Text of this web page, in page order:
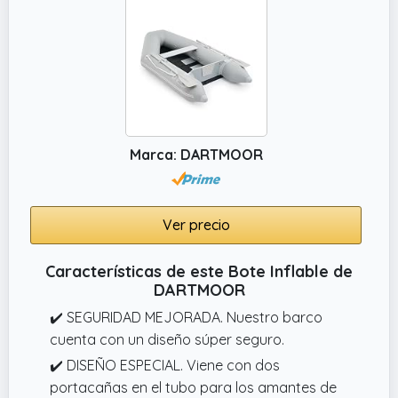
Marca: DARTMOOR
Ver precio
Características de este Bote Inflable de
DARTMOOR
✔️ SEGURIDAD MEJORADA. Nuestro barco
cuenta con un diseño súper seguro.
✔️ DISEÑO ESPECIAL. Viene con dos
portacañas en el tubo para los amantes de